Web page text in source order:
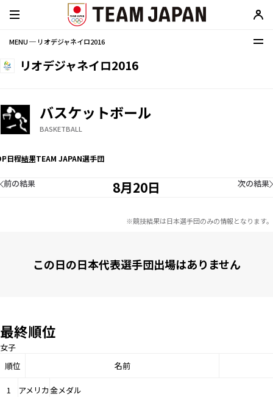
MENU ─ リオデジャネイロ2016
リオデジャネイロ2016
バスケットボール
BASKETBALL
日程結果TEAM JAPAN選手団
8月20日
前の結果 次の結果
※競技結果は日本選手団のみの情報となります。
この日の日本代表選手団出場はありません
最終順位
女子
順位
名前
1 アメリカ金メダル